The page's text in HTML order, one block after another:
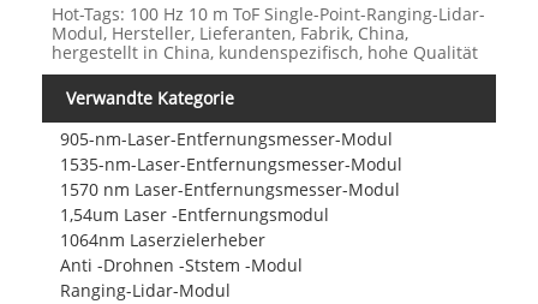
Hot-Tags: 100 Hz 10 m ToF Single-Point-Ranging-Lidar-
Modul, Hersteller, Lieferanten, Fabrik, China,
hergestellt in China, kundenspezifisch, hohe Qualität
Verwandte Kategorie
905-nm-Laser-Entfernungsmesser-Modul
1535-nm-Laser-Entfernungsmesser-Modul
1570 nm Laser-Entfernungsmesser-Modul
1,54um Laser -Entfernungsmodul
1064nm Laserzielerheber
Anti -Drohnen -Ststem -Modul
Ranging-Lidar-Modul